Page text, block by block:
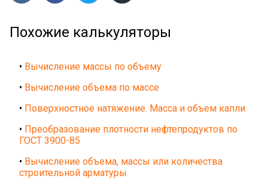
Похожие калькуляторы
• Вычисление массы по объему
• Вычисление объема по массе
• Поверхностное натяжение. Масса и объем капли
• Преобразование плотности нефтепродуктов по
ГОСТ 3900-85
• Вычисление объема, массы или количества
строительной арматуры